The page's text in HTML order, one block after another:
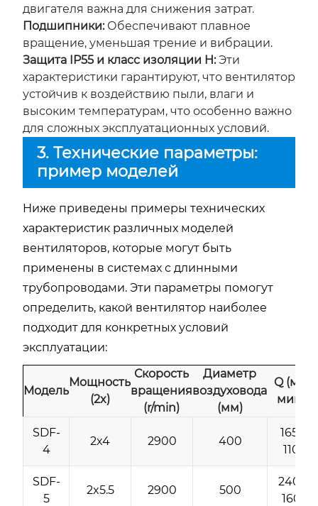
двигателя важна для снижения затрат.
Подшипники:Обеспечивают плавное
вращение, уменьшая трение и вибрации.
Защита IP55 и класс изоляции H:Эти
характеристики гарантируют, что вентилятор
устойчив к воздействию пыли, влаги и
высоким температурам, что особенно важно
для сложных эксплуатационных условий.
3. Технические параметры:
пример моделей
Ниже приведены примеры технических
характеристик различных моделей
вентиляторов, которые могут быть
применены в системах с длинными
трубопроводами. Эти параметры помогут
определить, какой вентилятор наиболее
подходит для конкретных условий
эксплуатации:
Модель
Мощность
(2x)
Скорость
вращения
(r/min)
Диаметр
воздуховода
(мм)
Q (м³/
мин)
SDF-
4
2x4 2900 400
165-
110
SDF-
5
2x5.5 2900 500
240-
160